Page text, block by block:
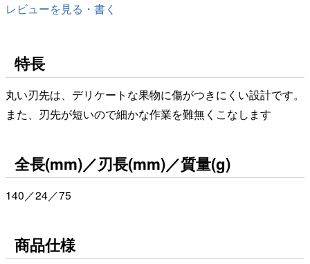
レビューを見る・書く
特長
丸い刃先は、デリケートな果物に傷がつきにくい設計です。
また、刃先が短いので細かな作業を難無くこなします
全長(mm)／刃長(mm)／質量(g)
140／24／75
商品仕様